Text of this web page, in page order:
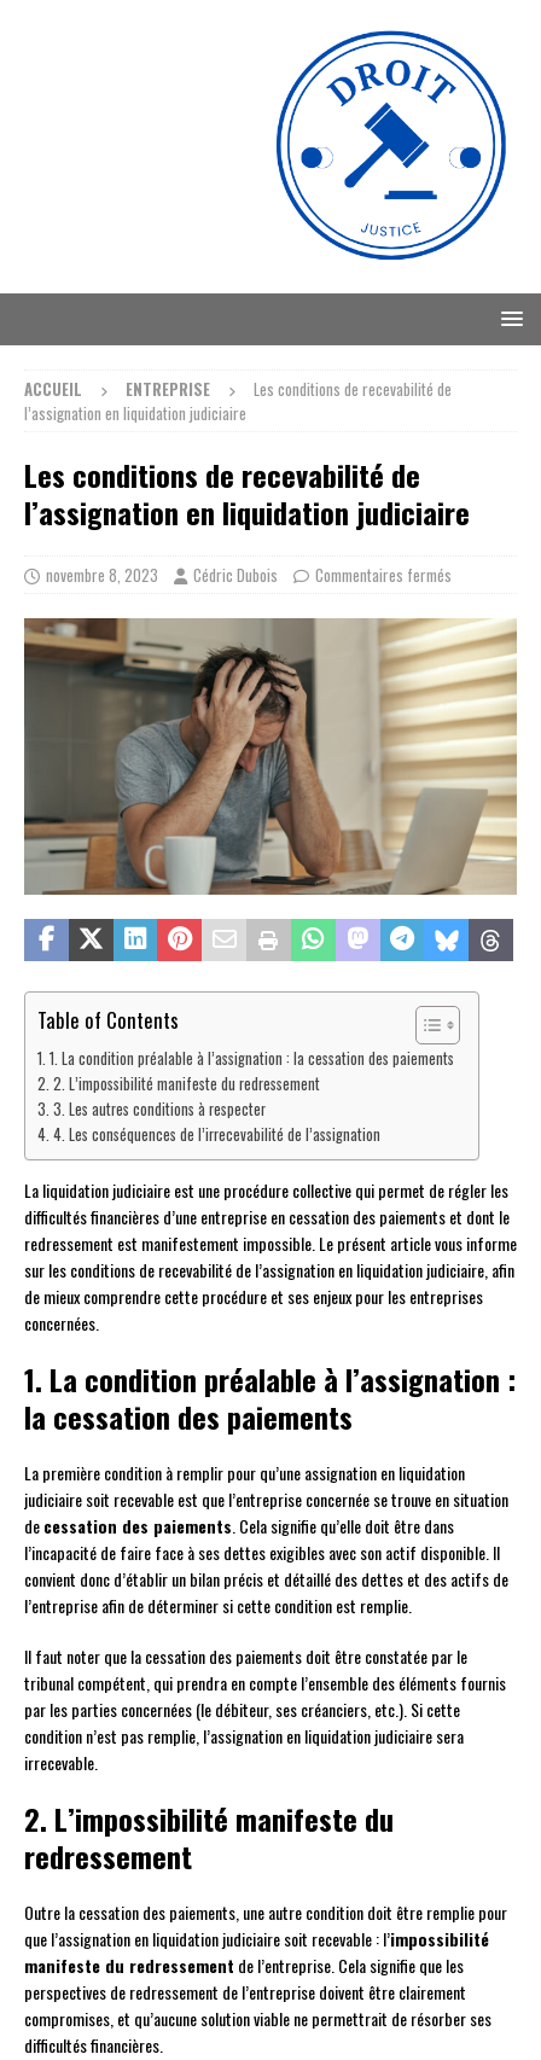
ACCUEIL ENTREPRISE
Les conditions de recevabilité de
l’assignation en liquidation judiciaire
Les conditions de recevabilité de
l’assignation en liquidation judiciaire
novembre 8, 2023 Cédric Dubois Commentaires fermés
Table of Contents
1. La condition préalable à l’assignation : la cessation des paiements
2. L’impossibilité manifeste du redressement
3. Les autres conditions à respecter
4. Les conséquences de l’irrecevabilité de l’assignation
La liquidation judiciaire est une procédure collective qui permet de régler les
difficultés financières d’une entreprise en cessation des paiements et dont le
redressement est manifestement impossible. Le présent article vous informe
sur les conditions de recevabilité de l’assignation en liquidation judiciaire, afin
de mieux comprendre cette procédure et ses enjeux pour les entreprises
concernées.
1. La condition préalable à l’assignation :
la cessation des paiements
La première condition à remplir pour qu’une assignation en liquidation
judiciaire soit recevable est que l’entreprise concernée se trouve en situation
decessation des paiements. Cela signifie qu’elle doit être dans
l’incapacité de faire face à ses dettes exigibles avec son actif disponible. Il
convient donc d’établir un bilan précis et détaillé des dettes et des actifs de
l’entreprise afin de déterminer si cette condition est remplie.
Il faut noter que la cessation des paiements doit être constatée par le
tribunal compétent, qui prendra en compte l’ensemble des éléments fournis
par les parties concernées (le débiteur, ses créanciers, etc.). Si cette
condition n’est pas remplie, l’assignation en liquidation judiciaire sera
irrecevable.
2. L’impossibilité manifeste du
redressement
Outre la cessation des paiements, une autre condition doit être remplie pour
que l’assignation en liquidation judiciaire soit recevable : l’impossibilité
manifeste du redressement de l’entreprise. Cela signifie que les
perspectives de redressement de l’entreprise doivent être clairement
compromises, et qu’aucune solution viable ne permettrait de résorber ses
difficultés financières.